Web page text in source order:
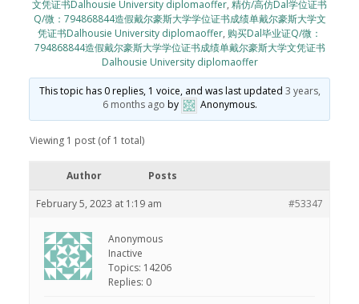
文凭证书Dalhousie University diplomaoffer, 精仿/高仿Dal学位证书
Q/微：794868844造假戴尔豪斯大学学位证书成绩单戴尔豪斯大学文
凭证书Dalhousie University diplomaoffer, 购买Dal毕业证Q/微：
794868844造假戴尔豪斯大学学位证书成绩单戴尔豪斯大学文凭证书
Dalhousie University diplomaoffer
This topic has 0 replies, 1 voice, and was last updated 3 years,
6 months ago by Anonymous.
Viewing 1 post (of 1 total)
Author Posts
February 5, 2023 at 1:19 am #53347
Anonymous
Inactive
Topics: 14206
Replies: 0